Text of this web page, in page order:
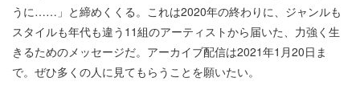
うに……」と締めくくる。これは2020年の終わりに、ジャンルも
スタイルも年代も違う11組のアーティストから届いた、力強く生
きるためのメッセージだ。アーカイブ配信は2021年1月20日ま
で。ぜひ多くの人に見てもらうことを願いたい。